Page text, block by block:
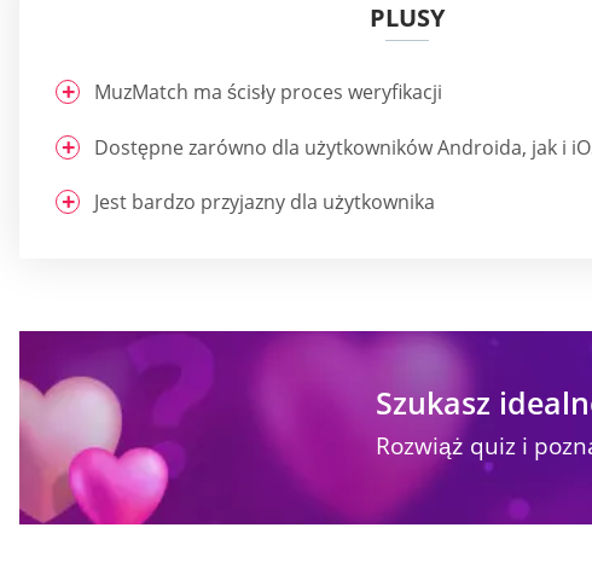
PLUSY
MuzMatch ma ścisły proces weryfikacji
Dostępne zarówno dla użytkowników Androida, jak i
Jest bardzo przyjazny dla użytkownika
Szukasz
Rozwiąż quiz i